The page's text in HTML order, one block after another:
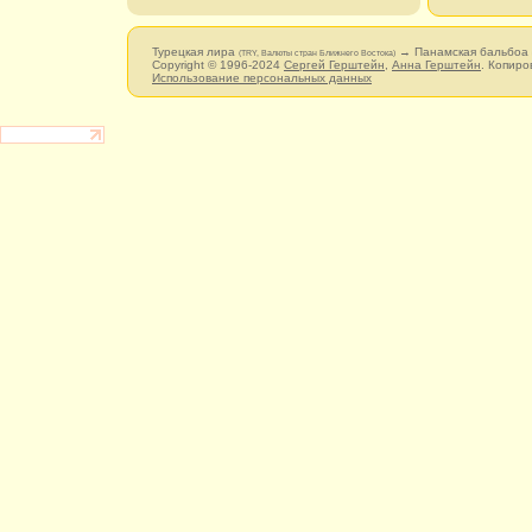
Турецкая лира (TRY, Валюты стран Ближнего Востока) → Панамская бальбоа
Copyright © 1996-2024 Сергей Герштейн Анна Герштейн .
Использование персональных данных